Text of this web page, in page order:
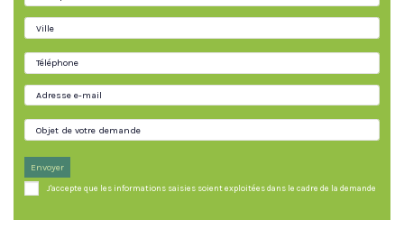
Envoyer
J'accepte que les informations saisies soient exploitées dans le cadre de la demande